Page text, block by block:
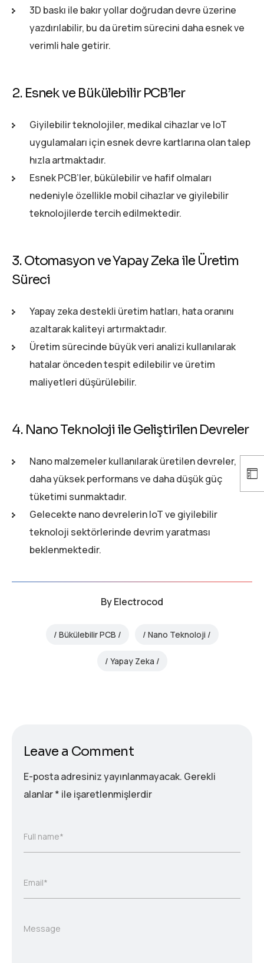
3D baskı ile bakır yollar doğrudan devre üzerine
yazdırılabilir, bu da üretim sürecini daha esnek ve
verimli hale getirir.
2. Esnek ve Bükülebilir PCB’ler
Giyilebilir teknolojiler, medikal cihazlar ve IoT
uygulamaları için esnek devre kartlarına olan talep
hızla artmaktadır.
Esnek PCB’ler, bükülebilir ve hafif olmaları
nedeniyle özellikle mobil cihazlar ve giyilebilir
teknolojilerde tercih edilmektedir.
3. Otomasyon ve Yapay Zeka ile Üretim
Süreci
Yapay zeka destekli üretim hatları, hata oranını
azaltarak kaliteyi artırmaktadır.
Üretim sürecinde büyük veri analizi kullanılarak
hatalar önceden tespit edilebilir ve üretim
maliyetleri düşürülebilir.
4. Nano Teknoloji ile Geliştirilen Devreler
Nano malzemeler kullanılarak üretilen devreler,
daha yüksek performans ve daha düşük güç
tüketimi sunmaktadır.
Gelecekte nano devrelerin IoT ve giyilebilir
teknoloji sektörlerinde devrim yaratması
beklenmektedir.
ByElectrocod
Bükülebilir PCB Nano Teknoloji
Yapay Zeka
Leave a Comment
E-posta adresiniz yayınlanmayacak. Gerekli
alanlar* ile işaretlenmişlerdir
Full name*
Email*
Message